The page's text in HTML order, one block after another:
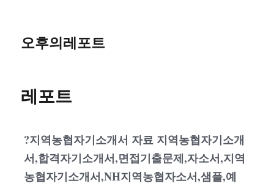
오후의레포트
레포트
?지역농협자기소개서 자료 지역농협자기소개
서,합격자기소개서,면접기출문제,자소서,지역
농협자기소개서,NH지역농협자소서,샘플,예